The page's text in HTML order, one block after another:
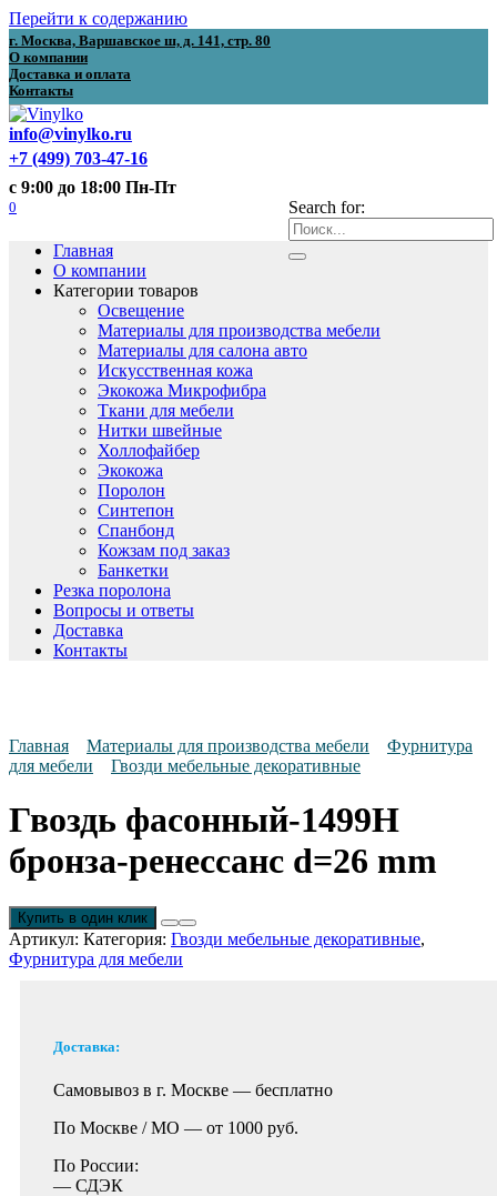
Перейти к содержанию
г. Москва, Варшавское ш, д. 141, стр. 80
О компании
Доставка и оплата
Контакты
info@vinylko.ru
+7 (499) 703-47-16
с 9:00 до 18:00 Пн-Пт
Search for:
0
Главная
О компании
Категории товаров
Освещение
Материалы для производства мебели
Материалы для салона авто
Искусственная кожа
Экокожа Микрофибра
Ткани для мебели
Нитки швейные
Холлофайбер
Экокожа
Поролон
Синтепон
Спанбонд
Кожзам под заказ
Банкетки
Резка поролона
Вопросы и ответы
Доставка
Контакты
Главная Материалы для производства мебели
Фурнитура
для мебели
Гвозди мебельные декоративные
Гвоздь фасонный-1499H
бронза-ренессанс d=26 mm
Купить в один клик
Артикул: Категория: Гвозди мебельные декоративные,
Фурнитура для мебели
Доставка:
Самовывоз в г. Москве — бесплатно
По Москве / МО — от 1000 руб.
По России:
— СДЭК